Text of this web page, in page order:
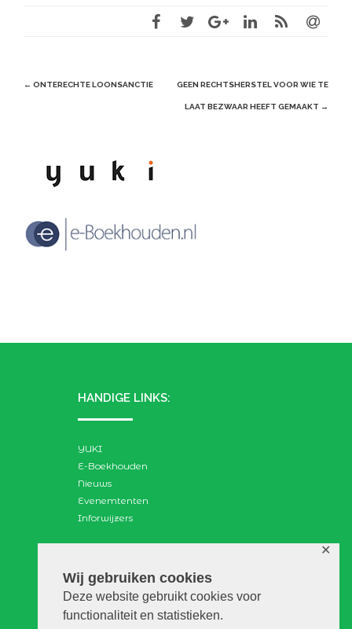
Wij gebruiken cookies
Deze website gebruikt cookies voor
functionaliteit en statistieken.
✕
Post
← ONTERECHTE LOONSANCTIE GEEN RECHTSHERSTEL VOOR WIE TE
LAAT BEZWAAR HEEFT GEMAAKT →
HANDIGE LINKS:
YUKI
E-Boekhouden
Nieuws
Evenemtenten
Inforwijzers
Search